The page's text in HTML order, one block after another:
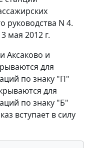
руководства N 4.
мая 2012 г.
Аксаково и
для
по знаку "П"
для
по знаку "Б"
вступает в силу